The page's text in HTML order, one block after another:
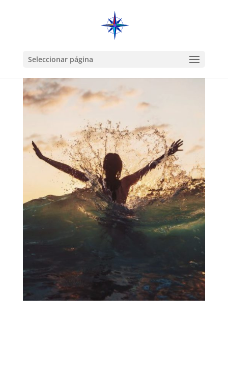
Seleccionar página